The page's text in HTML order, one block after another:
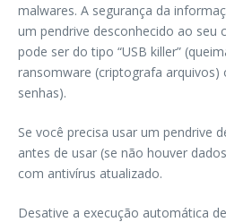
malwares. A segurança da
um pendrive desconhecido ao seu
pode ser do tipo “USB killer”
ransomware (criptografa arquivos)
senhas).
Se você precisa usar um pendrive
antes de usar (se não houver
com antivírus atualizado.
Desative a execução automática